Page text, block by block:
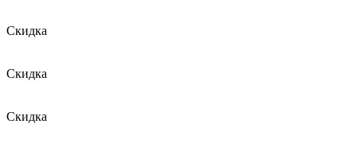
Скидка
Скидка
Скидка